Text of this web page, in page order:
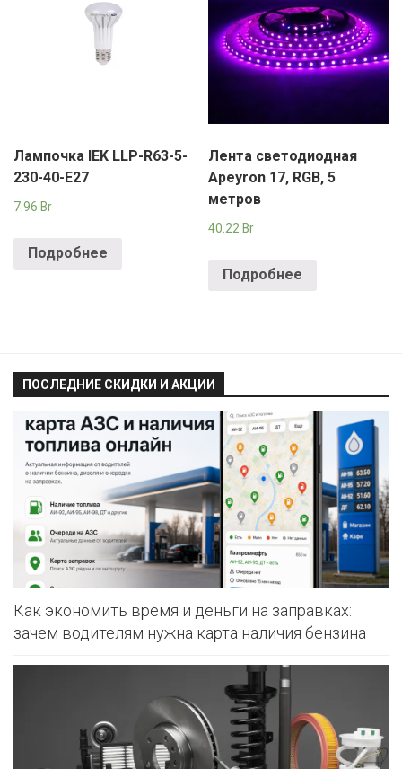
Лампочка IEK LLP-R63-5-
230-40-E27
7.96 Br
Подробнее
Лента светодиодная
Apeyron 17, RGB, 5
метров
40.22 Br
Подробнее
ПОСЛЕДНИЕ СКИДКИ И АКЦИИ
Как экономить время и деньги на заправках:
зачем водителям нужна карта наличия бензина